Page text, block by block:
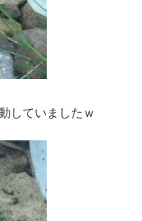
していましたｗ